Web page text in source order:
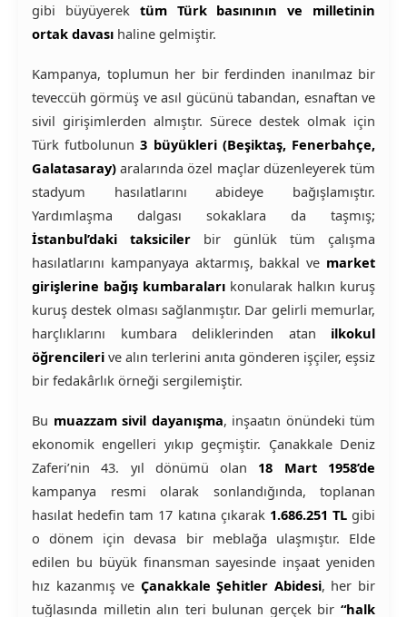
gibi büyüyerek tüm Türk basınının ve milletinin
ortak davası haline gelmiştir.
Kampanya, toplumun her bir ferdinden inanılmaz bir
teveccüh görmüş ve asıl gücünü tabandan, esnaftan ve
sivil girişimlerden almıştır. Sürece destek olmak için
Türk futbolunun3 büyükleri (Beşiktaş, Fenerbahçe,
Galatasaray) aralarında özel maçlar düzenleyerek tüm
stadyum hasılatlarını abideye bağışlamıştır.
Yardımlaşma dalgası sokaklara da taşmış;
İstanbul’daki taksiciler bir günlük tüm çalışma
hasılatlarını kampanyaya aktarmış, bakkal ve market
girişlerine bağış kumbaraları konularak halkın kuruş
kuruş destek olması sağlanmıştır. Dar gelirli memurlar,
harçlıklarını kumbara deliklerinden atan ilkokul
öğrencileri ve alın terlerini anıta gönderen işçiler, eşsiz
bir fedakârlık örneği sergilemiştir.
Bu muazzam sivil dayanışma, inşaatın önündeki tüm
ekonomik engelleri yıkıp geçmiştir. Çanakkale Deniz
Zaferi’nin 43. yıl dönümü olan 18 Mart 1958’de
kampanya resmi olarak sonlandığında, toplanan
hasılat hedefin tam 17 katına çıkarak 1.686.251 TLgibi
o dönem için devasa bir meblağa ulaşmıştır. Elde
edilen bu büyük finansman sayesinde inşaat yeniden
hız kazanmış ve Çanakkale Şehitler Abidesi, her bir
tuğlasında milletin alın teri bulunan gerçek bir “halk